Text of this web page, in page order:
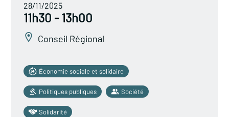
28/11/2025
11h30 - 13h00
Conseil Régional
Économie sociale et solidaire
Politiques publiques Société
Solidarité